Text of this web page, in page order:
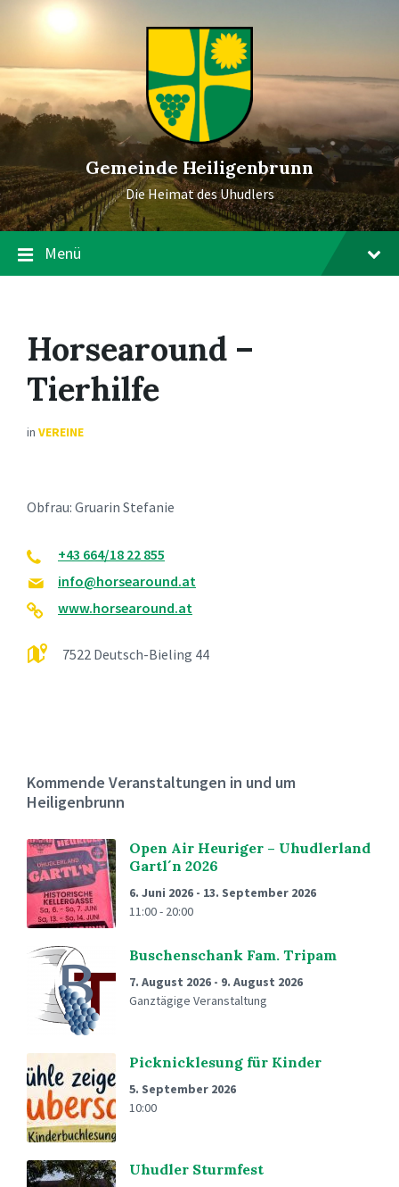
Gemeinde Heiligenbrunn
Die Heimat des Uhudlers
Menü
Horsearound –
Tierhilfe
in VEREINE
Obfrau: Gruarin Stefanie
+43 664/18 22 855
info@horsearound.at
www.horsearound.at
7522 Deutsch-Bieling 44
Kommende Veranstaltungen in und um
Heiligenbrunn
Open Air Heuriger – Uhudlerland
Gartl´n 2026
6. Juni 2026 - 13. September 2026
11:00 - 20:00
Buschenschank Fam. Tripam
7. August 2026 - 9. August 2026
Ganztägige Veranstaltung
Picknicklesung für Kinder
5. September 2026
10:00
Uhudler Sturmfest